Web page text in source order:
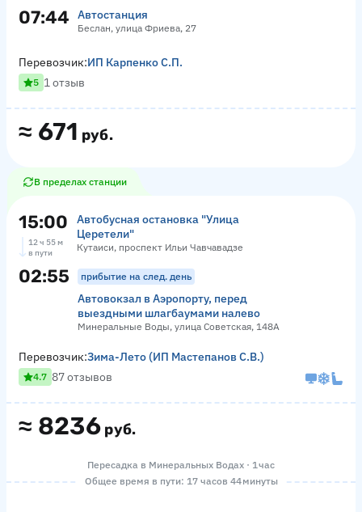
07:44 Автостанция
Беслан, улица Фриева, 27
≈ 671 руб.
Перевозчик:ИП Карпенко С.П.
5 1 отзыв
В пределах станции
15:00
Автобусная остановка "Улица
Церетели"
Кутаиси, проспект Ильи Чавчавадзе
12 ч 55 м
в пути
02:55 прибытие на след. день
Автовокзал в Аэропорту, перед
выездными шлагбаумами налево
Минеральные Воды, улица Советская, 148А
≈ 8236 руб.
Перевозчик:Зима-Лето (ИП Мастепанов С.В.)
4.7 87 отзывов
Пересадка в Минеральных Водах · 1 час
Общее время в пути: 17 часов 44 минуты